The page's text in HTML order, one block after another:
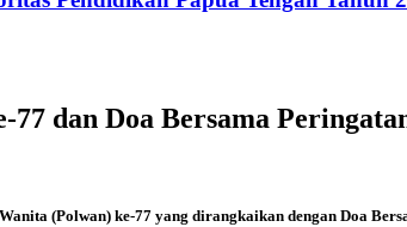
dan Doa Bersama
(Polwan) ke-77 yang dirangkaikan dengan Doa